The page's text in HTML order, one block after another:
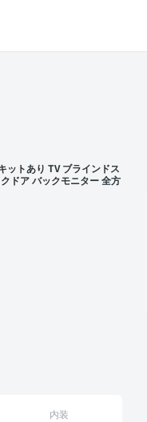
ットあり TV ブラインドス
ドア バックモニター 全方
内装